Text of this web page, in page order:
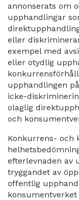
annonserats om
upphandlingar
eller
exempel med
eller otydlig
upphandlingen
icke-
olaglig
och
Konkurrens- och
efterlevnaden av
tryggandet av
offentlig